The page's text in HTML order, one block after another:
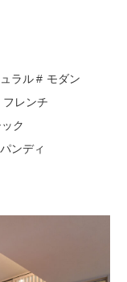
ラル
モダン
フレンチ
ク
ンディ